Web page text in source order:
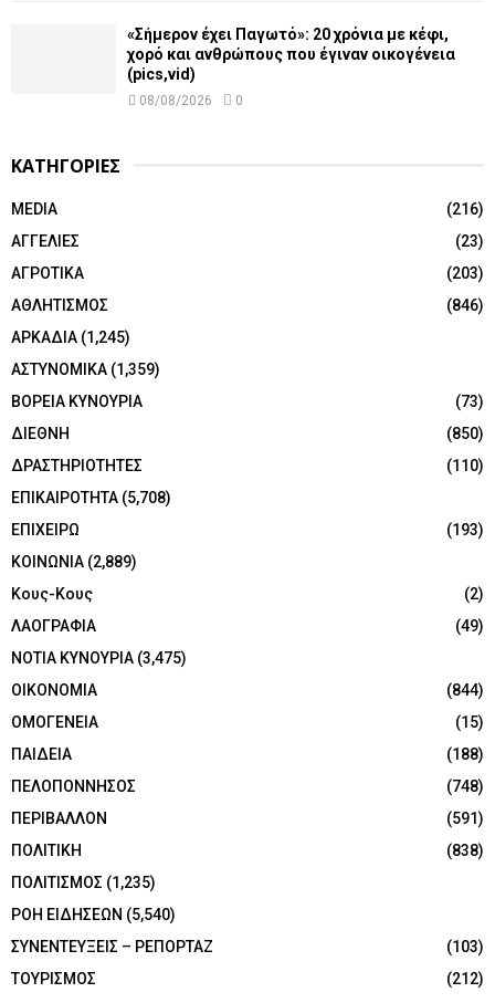
«Σήμερον έχει Παγωτό»: 20 χρόνια με κέφι,
χορό και ανθρώπους που έγιναν οικογένεια
(pics,vid)
08/08/2026 0
ΚΑΤΗΓΟΡΙΕΣ
MEDIA
(216)
ΑΓΓΕΛΙΕΣ
(23)
ΑΓΡΟΤΙΚΑ
(203)
ΑΘΛΗΤΙΣΜΟΣ
(846)
ΑΡΚΑΔΙΑ (1,245)
ΑΣΤΥΝΟΜΙΚΑ (1,359)
ΒΟΡΕΙΑ ΚΥΝΟΥΡΙΑ
(73)
ΔΙΕΘΝΗ
(850)
ΔΡΑΣΤΗΡΙΟΤΗΤΕΣ
(110)
ΕΠΙΚΑΙΡΟΤΗΤΑ (5,708)
ΕΠΙΧΕΙΡΩ
(193)
ΚΟΙΝΩΝΙΑ (2,889)
Κους-Κους
(2)
ΛΑΟΓΡΑΦΙΑ
(49)
ΝΟΤΙΑ ΚΥΝΟΥΡΙΑ (3,475)
ΟΙΚΟΝΟΜΙΑ
(844)
ΟΜΟΓΕΝΕΙΑ
(15)
ΠΑΙΔΕΙΑ
(188)
ΠΕΛΟΠΟΝΝΗΣΟΣ
(748)
ΠΕΡΙΒΑΛΛΟΝ
(591)
ΠΟΛΙΤΙΚΗ
(838)
ΠΟΛΙΤΙΣΜΟΣ (1,235)
ΡΟΗ ΕΙΔΗΣΕΩΝ (5,540)
ΣΥΝΕΝΤΕΥΞΕΙΣ – ΡΕΠΟΡΤΑΖ
(103)
ΤΟΥΡΙΣΜΟΣ
(212)